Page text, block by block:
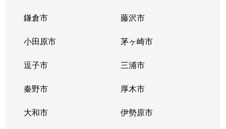
鎌倉市 藤沢市
小田原市 茅ヶ崎市
逗子市 三浦市
秦野市 厚木市
大和市 伊勢原市